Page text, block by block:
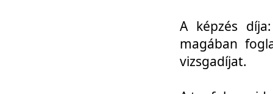
A képzés
magában
vizsgadíjat.